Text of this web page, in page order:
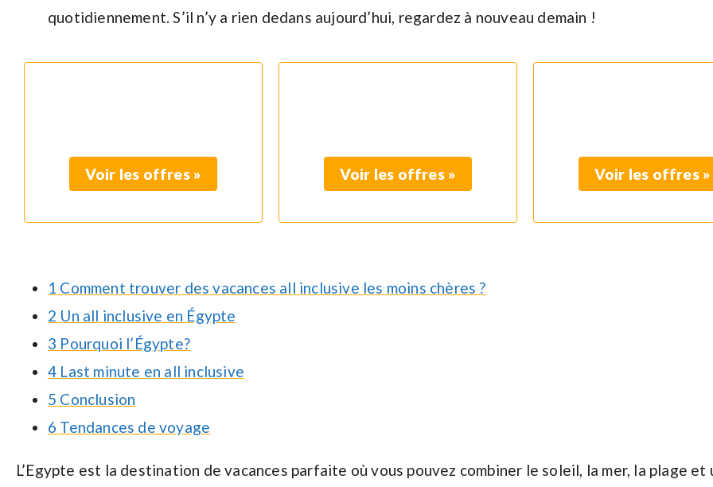
quotidiennement. S’il n’y a rien dedans aujourd’hui, regardez à nouveau demain !
Voir les offres » Voir les offres » Voir les offres »
1 Comment trouver des vacances all inclusive les moins chères ?
2 Un all inclusive en Égypte
3 Pourquoi l’Égypte?
4 Last minute en all inclusive
5 Conclusion
6 Tendances de voyage
L’Egypte est la destination de vacances parfaite où vous pouvez combiner le soleil, la mer, la plage et